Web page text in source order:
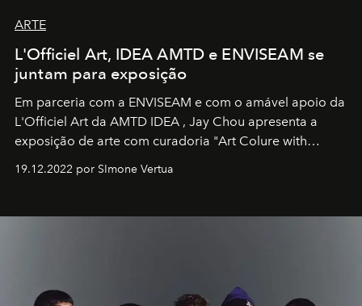
ARTE
L'Officiel Art, IDEA AMTD e ENVISEAM se
juntam para exposição
Em parceria com a ENVISEAM e com o amável apoio da
L'Officiel Art da AMTD IDEA , Jay Chou apresenta a
exposição de arte com curadoria "Art Colure with
19.12.2022 por SImone Vertua